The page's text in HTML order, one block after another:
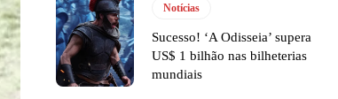
Notícias
Sucesso! ‘A Odisseia’ supera
US$ 1 bilhão nas bilheterias
mundiais